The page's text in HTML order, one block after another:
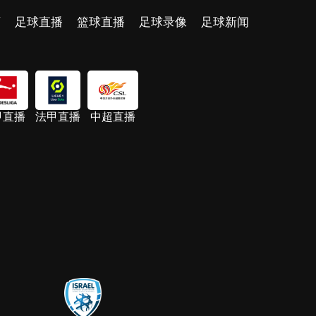
足球直播 篮球直播 足球录像 足球新闻
直播 法甲直播 中超直播